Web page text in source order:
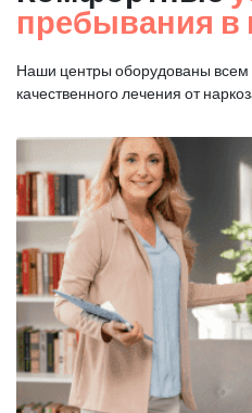
пребывания в
Наши центры оборудованы
качественного лечения от